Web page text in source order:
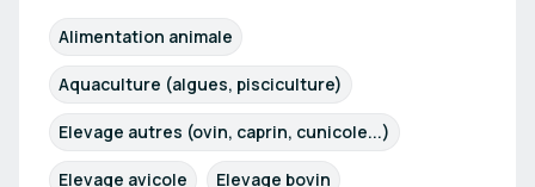
Alimentation animale
Aquaculture (algues, pisciculture)
Elevage autres (ovin, caprin, cunicole...)
Elevage avicole Elevage bovin